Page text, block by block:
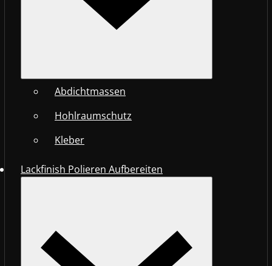
Abdichtmassen
Hohlraumschutz
Kleber
Lackfinish Polieren Aufbereiten